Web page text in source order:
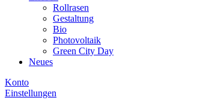
Rollrasen
Gestaltung
Bio
Photovoltaik
Green City Day
Neues
Konto
Einstellungen